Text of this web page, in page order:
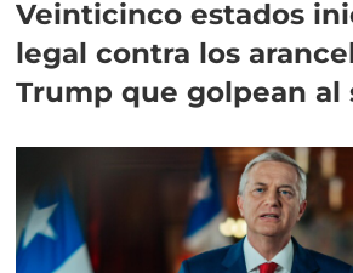
Veinticinco estados
legal contra los
Trump que golpean al